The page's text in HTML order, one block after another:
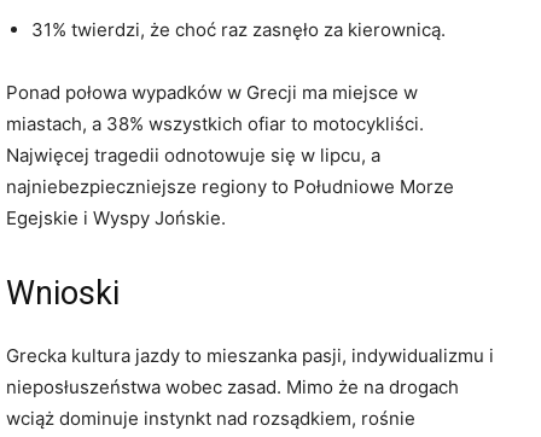
31% twierdzi, że choć raz zasnęło za kierownicą.
Ponad połowa wypadków w Grecji ma miejsce w
miastach, a 38% wszystkich ofiar to motocykliści.
Najwięcej tragedii odnotowuje się w lipcu, a
najniebezpieczniejsze regiony to Południowe Morze
Egejskie i Wyspy Jońskie.
Wnioski
Grecka kultura jazdy to mieszanka pasji, indywidualizmu i
nieposłuszeństwa wobec zasad. Mimo że na drogach
wciąż dominuje instynkt nad rozsądkiem, rośnie